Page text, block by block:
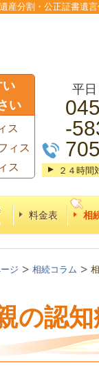
分割・公正証書遺言
い
い
ス
ィス
ス
平
-
２４時間
料金表 相
ジ 相続コラム
の認